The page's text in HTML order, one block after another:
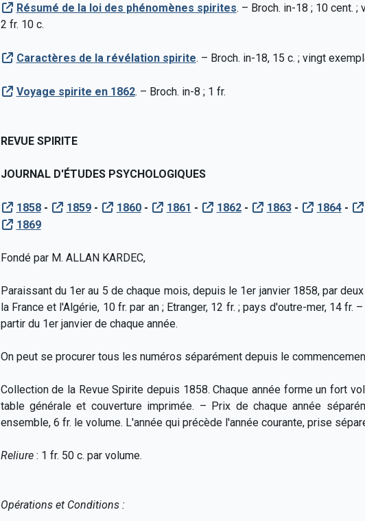
Résumé de la loi des phénomènes spirites. – Broch. in-18 ; 10 cent. ;
2 fr. 10 c.
Caractères de la révélation spirite. – Broch. in-18, 15 c. ; vingt
Voyage spirite en 1862. – Broch. in-8 ; 1 fr.
REVUE SPIRITE
JOURNAL D'ÉTUDES PSYCHOLOGIQUES
1858- 1859- 1860- 1861 - 1862- 1863- 1864-
1869
Fondé par M. ALLAN KARDEC,
Paraissant du 1er au 5 de chaque mois, depuis le 1er janvier 1858, par
la France et l'Algérie, 10 fr. par an ; Etranger, 12 fr. ; pays d'outre-mer, 14 fr.
partir du 1er janvier de chaque année.
On peut se procurer tous les numéros séparément depuis le
Collection de la Revue Spirite depuis 1858. Chaque année forme un fort
table générale et couverture imprimée. – Prix de chaque année
ensemble, 6 fr. le volume. L'année qui précède l'année courante, prise
Reliure : 1 fr. 50 c. par volume.
Opérations et Conditions :